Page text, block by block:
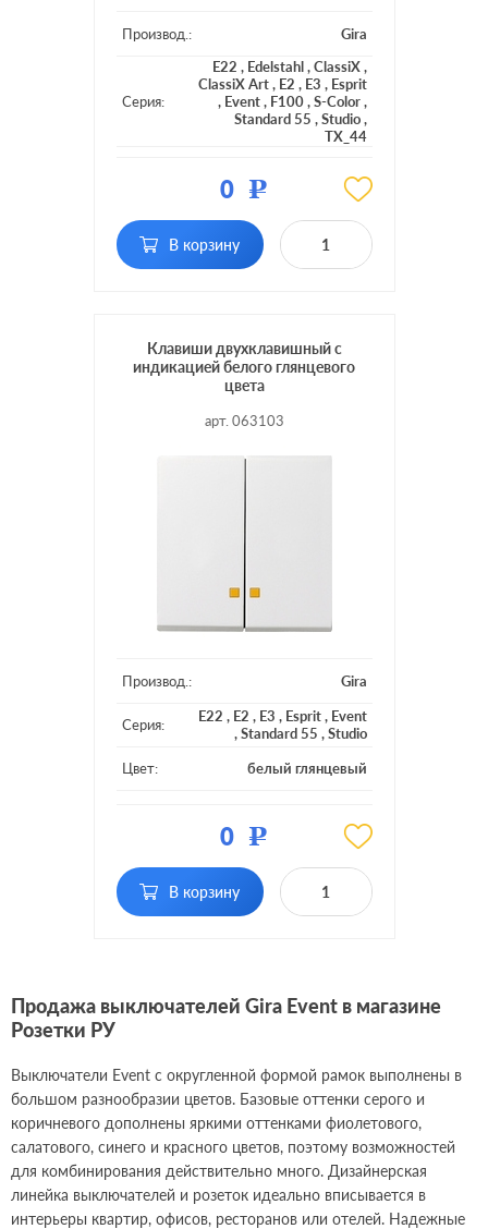
Производ.: Gira
Серия:
E22 , Edelstahl,ClassiX,
ClassiX Art, E2 , E3 , Esprit
, Event, F100,S-Color,
Standard 55 ,Studio,
TX_44
Кол-во
клавиш:
одноклавишный
0 Р
В корзину
Клавиши двухклавишный с
индикацией белого глянцевого
цвета
арт. 063103
Производ.: Gira
Серия: E22 , E2 , E3 , Esprit, Event
,Standard 55 ,Studio
Цвет:
белый глянцевый
клавиш:
Подсветка: с индикацией
0 Р
В корзину
Продажа выключателей Gira Event в магазине
Розетки РУ
Выключатели Event с округленной формой рамок выполнены в
большом разнообразии цветов. Базовые оттенки серого и
коричневого дополнены яркими оттенками фиолетового,
салатового, синего и красного цветов, поэтому возможностей
для комбинирования действительно много. Дизайнерская
линейка выключателей и розеток идеально вписывается в
интерьеры квартир, офисов, ресторанов или отелей. Надежные